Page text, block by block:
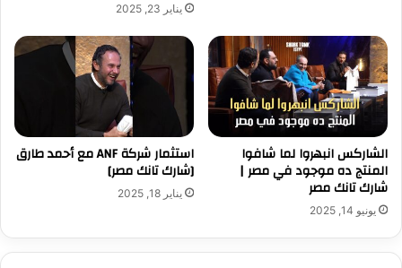
يناير 23, 2025
الشاركس انبهروا لما شافوا
المنتج ده موجود في مصر |
شارك تانك مصر
يونيو 14, 2025
استثمار شركة ANF مع أحمد طارق
[شارك تانك مصر]
يناير 18, 2025